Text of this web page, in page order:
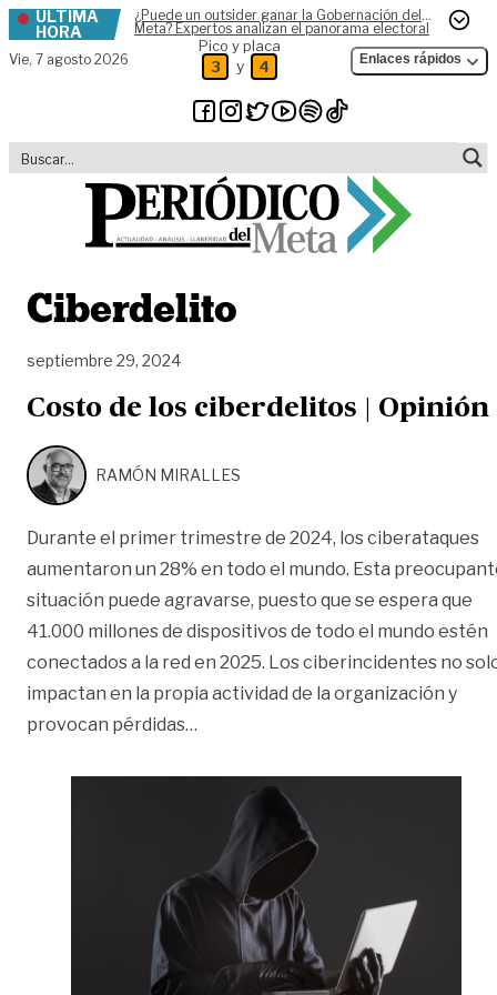
Skip to content
ÚLTIMA
HORA
¿Puede un outsider ganar la Gobernación del
Meta? Expertos analizan el panorama electoral
Vie, 7 agosto 2026
Pico y placa
3 y 4 Enlaces rápidos
Ciberdelito
septiembre 29, 2024
Costo de los ciberdelitos | Opinión
RAMÓN MIRALLES
Durante el primer trimestre de 2024, los ciberataques
aumentaron un 28% en todo el mundo. Esta
situación puede agravarse, puesto que se espera que
41.000 millones de dispositivos de todo el mundo estén
conectados a la red en 2025. Los ciberincidentes no
impactan en la propia actividad de la organización y
provocan pérdidas…